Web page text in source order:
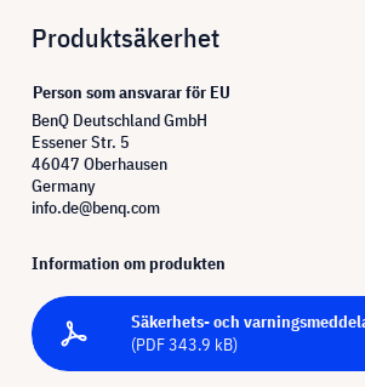
Produktsäkerhet
Person som ansvarar för EU
BenQ Deutschland GmbH
Essener Str. 5
46047 Oberhausen
Germany
info.de@benq.com
Information om produkten
Säkerhets- och
(PDF 343.9 kB)